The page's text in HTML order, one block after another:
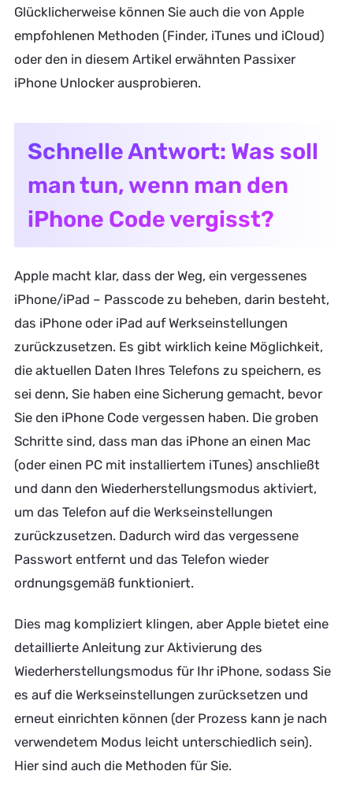
Glücklicherweise können Sie auch die von Apple
empfohlenen Methoden (Finder, iTunes und iCloud)
oder den in diesem Artikel erwähnten Passixer
iPhone Unlocker ausprobieren.
Schnelle Antwort: Was soll
man tun, wenn man den
iPhone Code vergisst?
Apple macht klar, dass der Weg, ein vergessenes
iPhone/iPad – Passcode zu beheben, darin besteht,
das iPhone oder iPad auf Werkseinstellungen
zurückzusetzen. Es gibt wirklich keine Möglichkeit,
die aktuellen Daten Ihres Telefons zu speichern, es
sei denn, Sie haben eine Sicherung gemacht, bevor
Sie den iPhone Code vergessen haben. Die groben
Schritte sind, dass man das iPhone an einen Mac
(oder einen PC mit installiertem iTunes) anschließt
und dann den Wiederherstellungsmodus aktiviert,
um das Telefon auf die Werkseinstellungen
zurückzusetzen. Dadurch wird das vergessene
Passwort entfernt und das Telefon wieder
ordnungsgemäß funktioniert.
Dies mag kompliziert klingen, aber Apple bietet eine
detaillierte Anleitung zur Aktivierung des
Wiederherstellungsmodus für Ihr iPhone, sodass Sie
es auf die Werkseinstellungen zurücksetzen und
erneut einrichten können (der Prozess kann je nach
verwendetem Modus leicht unterschiedlich sein).
Hier sind auch die Methoden für Sie.